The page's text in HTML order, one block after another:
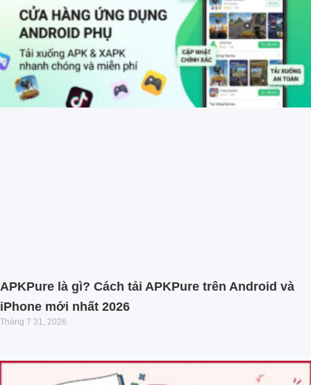
APKPure là gì? Cách tải APKPure trên Android và
iPhone mới nhất 2026
Tháng 7 31, 2026